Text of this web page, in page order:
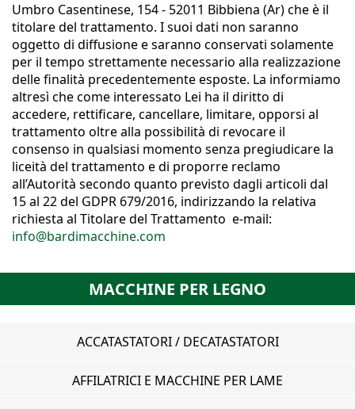
Umbro Casentinese, 154 - 52011 Bibbiena (Ar) che è il
titolare del trattamento. I suoi dati non saranno
oggetto di diffusione e saranno conservati solamente
per il tempo strettamente necessario alla realizzazione
delle finalità precedentemente esposte. La informiamo
altresì che come interessato Lei ha il diritto di
accedere, rettificare, cancellare, limitare, opporsi al
trattamento oltre alla possibilità di revocare il
consenso in qualsiasi momento senza pregiudicare la
liceità del trattamento e di proporre reclamo
all’Autorità secondo quanto previsto dagli articoli dal
15 al 22 del GDPR 679/2016, indirizzando la relativa
richiesta al Titolare del Trattamento e-mail:
info@bardimacchine.com
MACCHINE PER LEGNO
ACCATASTATORI / DECATASTATORI
AFFILATRICI E MACCHINE PER LAME